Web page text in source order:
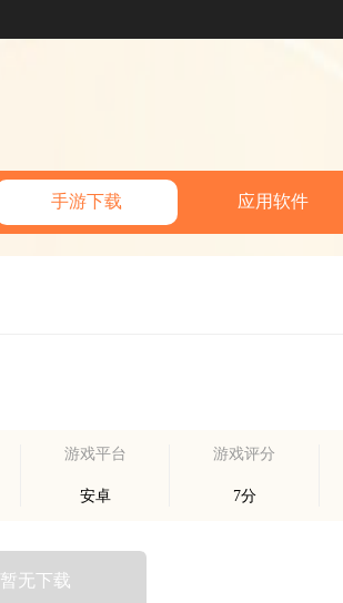
手游下载 应用软件
游戏平台
安卓
游戏评分
7分
暂无下载